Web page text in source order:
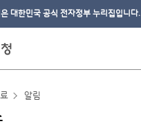
대한민국 공식 전자정부 누리집입니다.
알림